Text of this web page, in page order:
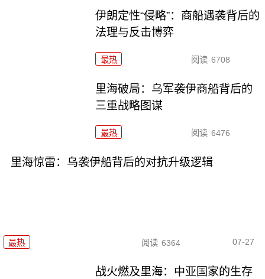
伊朗定性“侵略”：商船遇袭背后的
法理与反击博弈
最热 阅读 6708
里海破局：乌军袭伊商船背后的
三重战略图谋
最热 阅读 6476
里海惊雷：乌袭伊船背后的对抗升级逻辑
最热 阅读 6364 07-27
战火燃及里海：中亚国家的生存